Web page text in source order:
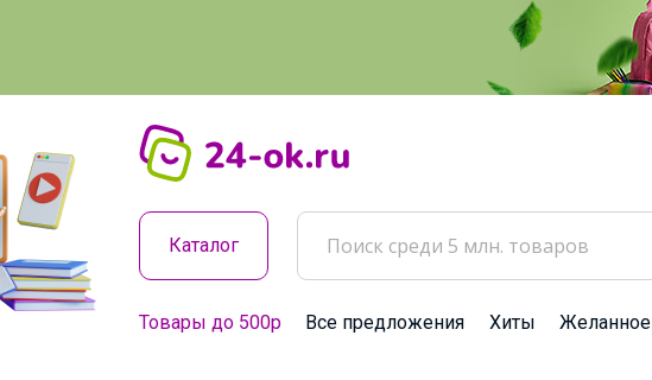
Каталог
Товары до 500р Все предложения Хиты Желанное